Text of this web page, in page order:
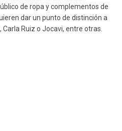
de ropa y complementos de
dar un punto de distinción a
Carla Ruiz o Jocavi, entre otras.